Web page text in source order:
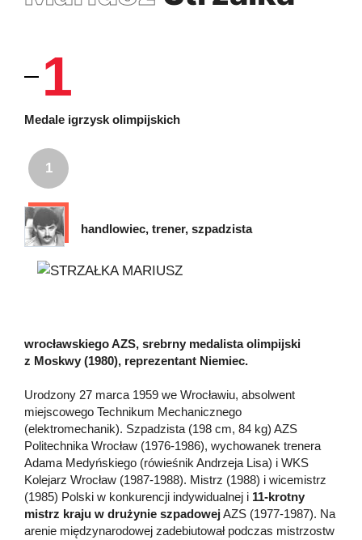
1
Medale igrzysk olimpijskich
1
handlowiec, trener, szpadzista
wrocławskiego AZS, srebrny medalista olimpijski
z Moskwy (1980), reprezentant Niemiec.
Urodzony 27 marca 1959 we Wrocławiu, absolwent
miejscowego Technikum Mechanicznego
(elektromechanik). Szpadzista (198 cm, 84 kg) AZS
Politechnika Wrocław (1976-1986), wychowanek trenera
Adama Medyńskiego (rówieśnik Andrzeja Lisa) i WKS
Kolejarz Wrocław (1987-1988). Mistrz (1988) i wicemistrz
(1985) Polski w konkurencji indywidualnej i 11-krotny
mistrz kraju w drużynie szpadowejAZS (1977-1987). Na
arenie międzynarodowej zadebiutował podczas mistrzostw